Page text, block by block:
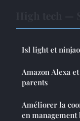
Isl light et
Amazon Alexa
parents
Améliorer la
en management